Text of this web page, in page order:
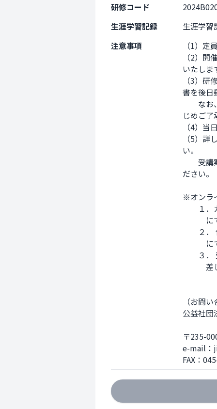
研修コード
生涯学習記録
生涯学習
注意事項
（1）定
（2）
いたしま
（3）
書を後日
なお、
じめご了
（4）当
（5）
い。
受講案
ださい。
※オンラ
１．カ
にて
２． 使
にてご
３． 受
差し
（お問
公益社団
〒235-
e-mail：
FAX：